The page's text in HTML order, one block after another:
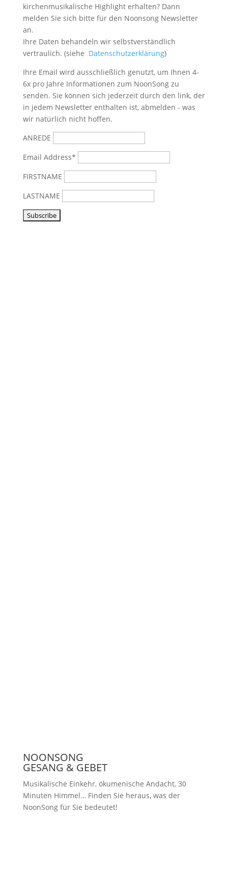
kirchenmusikalische Highlight erhalten? Dann
melden Sie sich bitte für den Noonsong Newsletter
an.
Ihre Daten behandeln wir selbstverständlich
vertraulich. (siehe Datenschutzerklärung)
Ihre Email wird ausschließlich genutzt, um Ihnen 4-
6x pro Jahre Informationen zum NoonSong zu
senden. Sie können sich jederzeit durch den link, der
in jedem Newsletter enthalten ist, abmelden - was
wir natürlich nicht hoffen.
ANREDE
Email Address*
FIRSTNAME
LASTNAME
NOONSONG
GESANG & GEBET
Musikalische Einkehr, ökumenische Andacht, 30
Minuten Himmel… Finden Sie heraus, was der
NoonSong für Sie bedeutet!